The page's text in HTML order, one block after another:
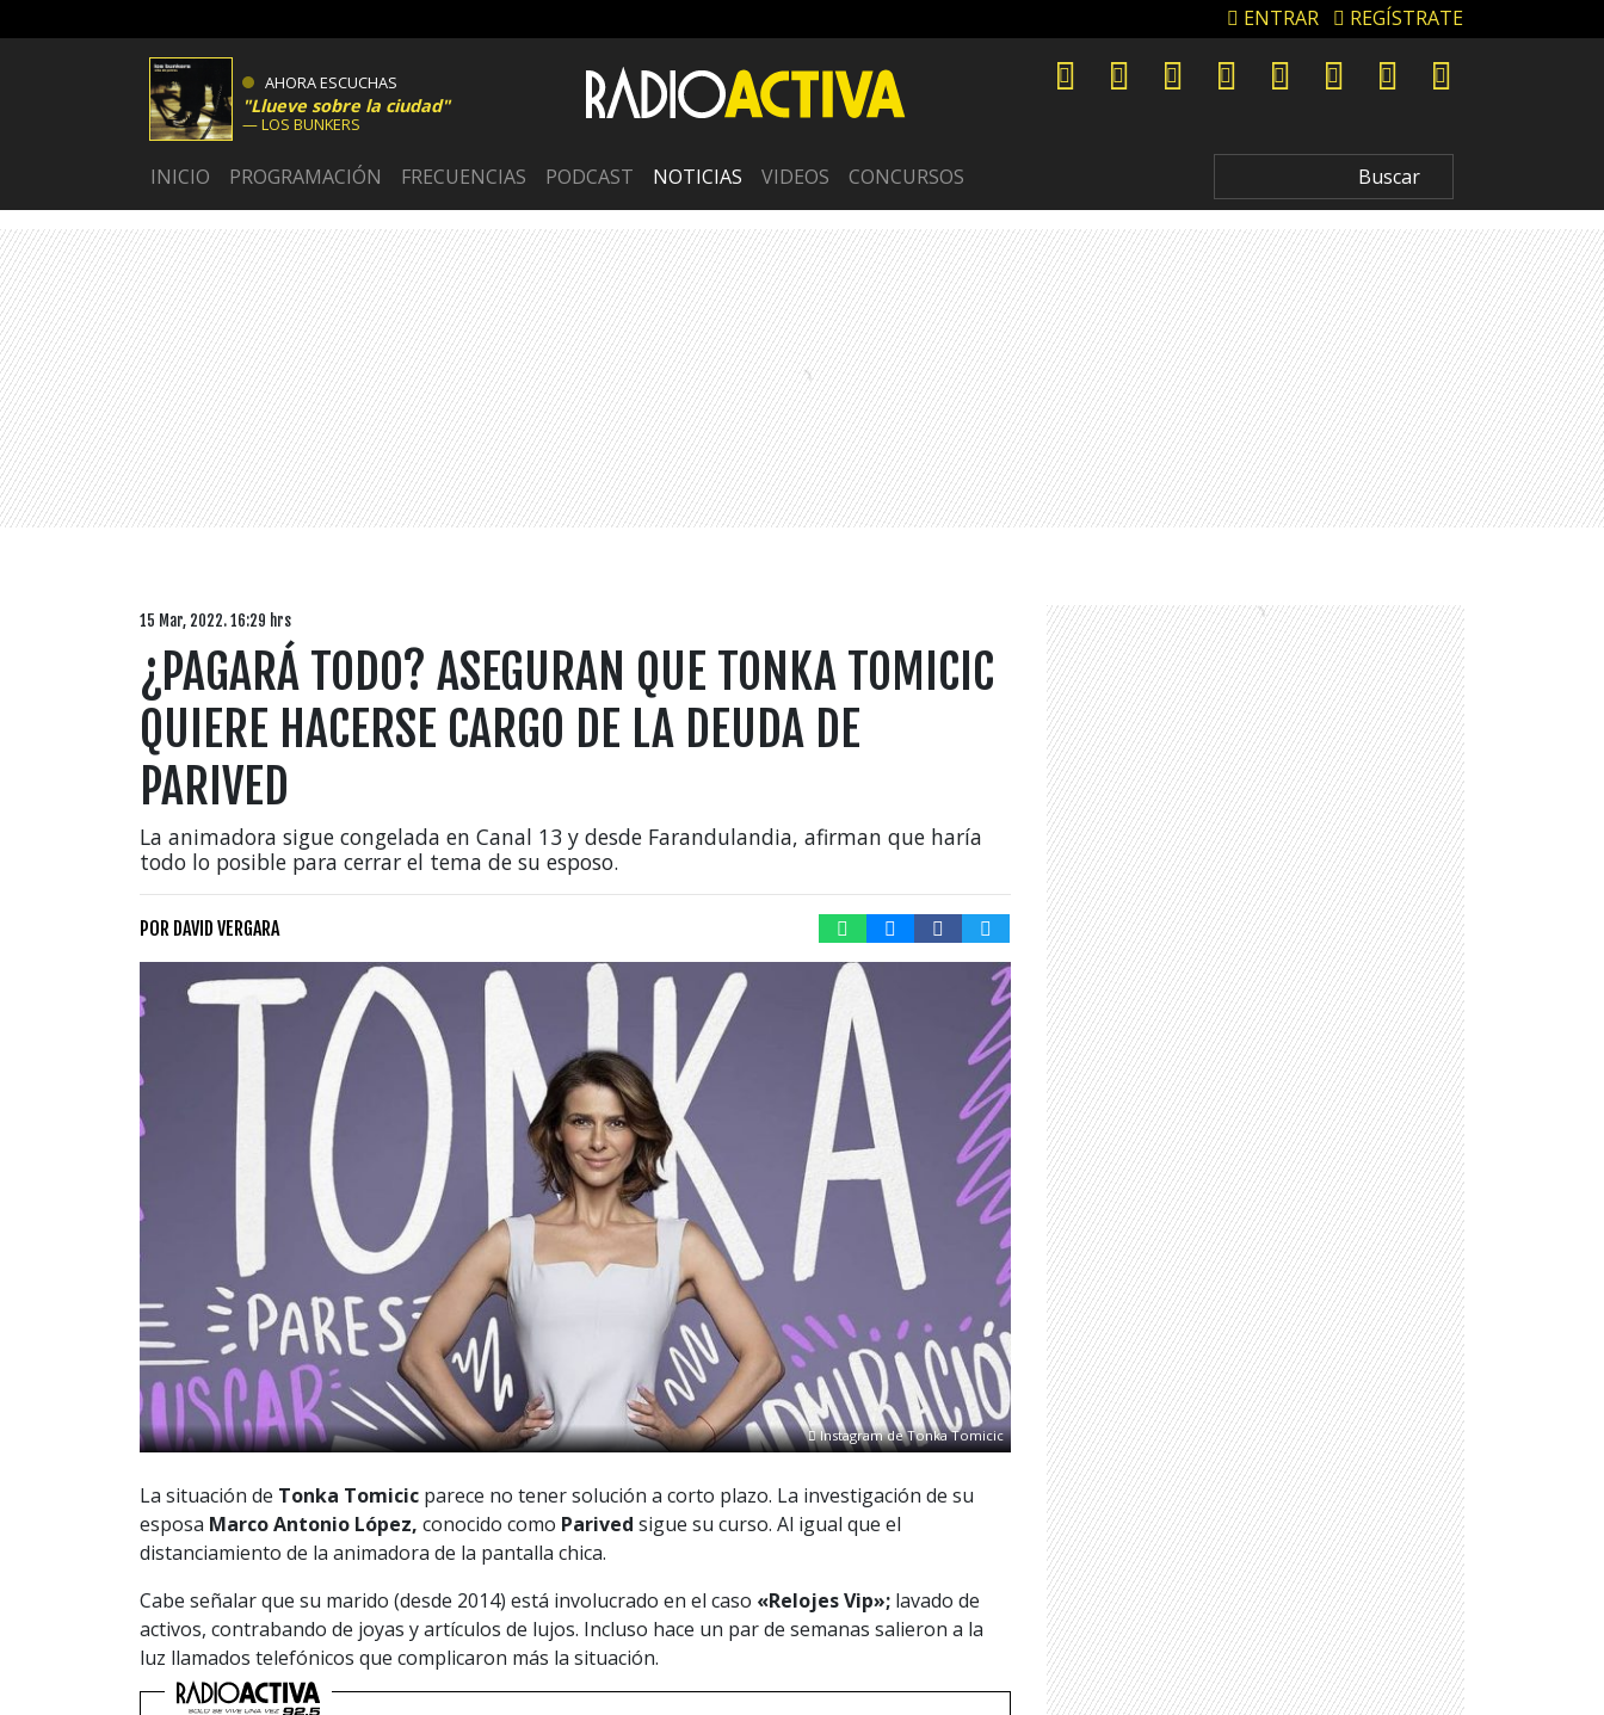
ENTRAR REGÍSTRATE
AHORA ESCUCHAS
Llueve sobre la ciudad
LOS BUNKERS
INICIO PROGRAMACIÓN FRECUENCIAS PODCAST NOTICIAS VIDEOS CONCURSOS
15 Mar, 2022. 16:29 hrs
¿PAGARÁ TODO? ASEGURAN QUE TONKA TOMICIC
QUIERE HACERSE CARGO DE LA DEUDA DE
PARIVED
La animadora sigue congelada en Canal 13 y desde Farandulandia, afirman que haría
todo lo posible para cerrar el tema de su esposo.
POR DAVID VERGARA
Instagram de Tonka Tomicic
La situación de Tonka Tomicic parece no tener solución a corto plazo. La investigación de su
esposa Marco Antonio López, conocido como Parived sigue su curso. Al igual que el
distanciamiento de la animadora de la pantalla chica.
Cabe señalar que su marido (desde 2014) está involucrado en el caso «Relojes Vip»; lavado de
activos, contrabando de joyas y artículos de lujos. Incluso hace un par de semanas salieron a la
luz llamados telefónicos que complicaron más la situación.